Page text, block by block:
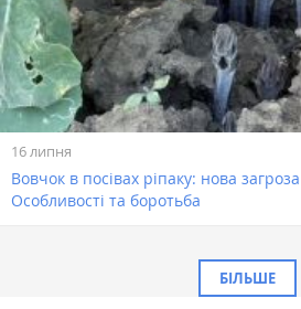
16 липня
Вовчок в посівах ріпаку: нова
Особливості та боротьба
БІЛЬШЕ